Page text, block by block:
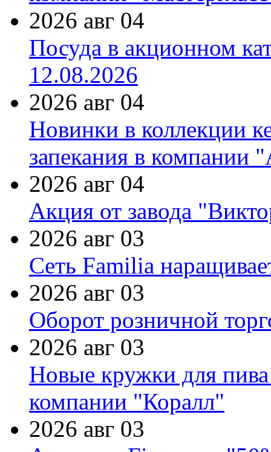
2026 авг 04
Посуда в акционном
12.08.2026
2026 авг 04
Новинки в коллекции
запекания в компании
2026 авг 04
Акция от завода
2026 авг 03
Сеть Familia
2026 авг 03
Оборот розничной
2026 авг 03
Новые кружки для
компании "Коралл"
2026 авг 03